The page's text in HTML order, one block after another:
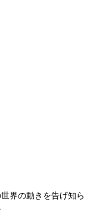
界の動きを告げ知ら